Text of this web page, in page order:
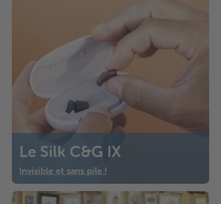
Le Silk C&G IX
Invisible et sans pile !